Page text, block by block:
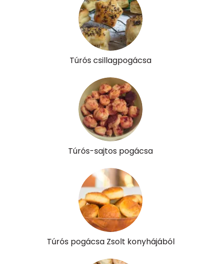
Túrós csillagpogácsa
Túrós-sajtos pogácsa
Túrós pogácsa Zsolt konyhájából